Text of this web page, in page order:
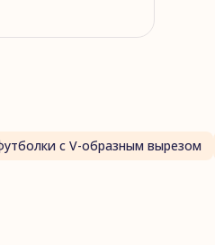
с V-образным вырезом